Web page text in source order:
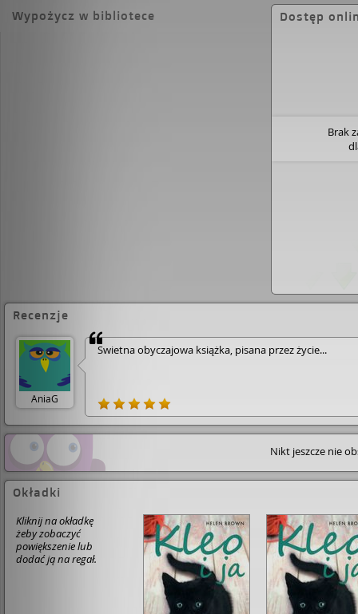
Wypożycz w bibliotece Dostęp
Brak
Recenzje
AniaG
Świetna obyczajowa książka, pisana przez życie...
Nikt jeszcze nie
Okładki
Kliknij na okładkę
żeby zobaczyć
powiększenie lub
dodać ją na regał.